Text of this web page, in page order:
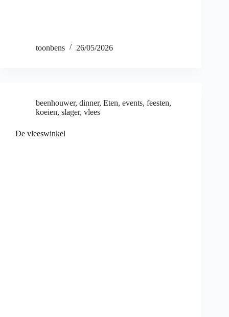
toonbens 26/05/2026
beenhouwer, dinner, Eten, events, feesten,
koeien, slager, vlees
De vleeswinkel